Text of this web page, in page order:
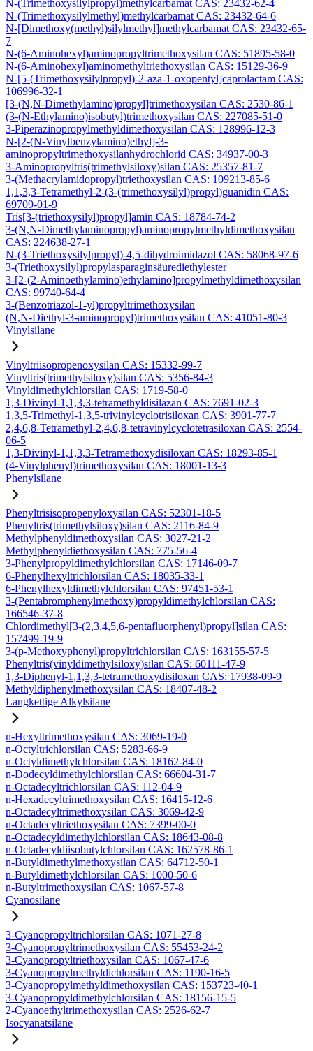
N-(Trimethoxysilylpropyl)methylcarbamat CAS: 23432-62-4
N-(Trimethoxysilylmethyl)methylcarbamat CAS: 23432-64-6
N-[Dimethoxy(methyl)silylmethyl]methylcarbamat CAS: 23432-65-
7
N-(6-Aminohexyl)aminopropyltrimethoxysilan CAS: 51895-58-0
N-(6-Aminohexyl)aminomethyltriethoxysilan CAS: 15129-36-9
N-[5-(Trimethoxysilylpropyl)-2-aza-1-oxopentyl]caprolactam CAS:
106996-32-1
[3-(N,N-Dimethylamino)propyl]trimethoxysilan CAS: 2530-86-1
(3-(N-Ethylamino)isobutyl)trimethoxysilan CAS: 227085-51-0
3-Piperazinopropylmethyldimethoxysilan CAS: 128996-12-3
N-[2-(N-Vinylbenzylamino)ethyl]-3-
aminopropyltrimethoxysilanhydrochlorid CAS: 34937-00-3
3-Aminopropyltris(trimethylsiloxy)silan CAS: 25357-81-7
3-(Methacrylamidopropyl)triethoxysilan CAS: 109213-85-6
1,1,3,3-Tetramethyl-2-(3-(trimethoxysilyl)propyl)guanidin CAS:
69709-01-9
Tris[3-(triethoxysilyl)propyl]amin CAS: 18784-74-2
3-(N,N-Dimethylaminopropyl)aminopropylmethyldimethoxysilan
CAS: 224638-27-1
N-(3-Triethoxysilylpropyl)-4,5-dihydroimidazol CAS: 58068-97-6
3-(Triethoxysilyl)propylasparaginsäurediethylester
3-[2-(2-Aminoethylamino)ethylamino]propylmethyldimethoxysilan
CAS: 99740-64-4
3-(Benzotriazol-1-yl)propyltrimethoxysilan
(N,N-Diethyl-3-aminopropyl)trimethoxysilan CAS: 41051-80-3
Vinylsilane
Vinyltriisopropenoxysilan CAS: 15332-99-7
Vinyltris(trimethylsiloxy)silan CAS: 5356-84-3
Vinyldimethylchlorsilan CAS: 1719-58-0
1,3-Divinyl-1,1,3,3-tetramethyldisilazan CAS: 7691-02-3
1,3,5-Trimethyl-1,3,5-trivinylcyclotrisiloxan CAS: 3901-77-7
2,4,6,8-Tetramethyl-2,4,6,8-tetravinylcyclotetrasiloxan CAS: 2554-
06-5
1,3-Divinyl-1,1,3,3-Tetramethoxydisiloxan CAS: 18293-85-1
(4-Vinylphenyl)trimethoxysilan CAS: 18001-13-3
Phenylsilane
Phenyltrisisopropenyloxysilan CAS: 52301-18-5
Phenyltris(trimethylsiloxy)silan CAS: 2116-84-9
Methylphenyldimethoxysilan CAS: 3027-21-2
Methylphenyldiethoxysilan CAS: 775-56-4
3-Phenylpropyldimethylchlorsilan CAS: 17146-09-7
6-Phenylhexyltrichlorsilan CAS: 18035-33-1
6-Phenylhexyldimethylchlorsilan CAS: 97451-53-1
3-(Pentabromphenylmethoxy)propyldimethylchlorsilan CAS:
166546-37-8
Chlordimethyl[3-(2,3,4,5,6-pentafluorphenyl)propyl]silan CAS:
157499-19-9
3-(p-Methoxyphenyl)propyltrichlorsilan CAS: 163155-57-5
Phenyltris(vinyldimethylsiloxy)silan CAS: 60111-47-9
1,3-Diphenyl-1,1,3,3-tetramethoxydisiloxan CAS: 17938-09-9
Methyldiphenylmethoxysilan CAS: 18407-48-2
Langkettige Alkylsilane
n-Hexyltrimethoxysilan CAS: 3069-19-0
n-Octyltrichlorsilan CAS: 5283-66-9
n-Octyldimethylchlorsilan CAS: 18162-84-0
n-Dodecyldimethylchlorsilan CAS: 66604-31-7
n-Octadecyltrichlorsilan CAS: 112-04-9
n-Hexadecyltrimethoxysilan CAS: 16415-12-6
n-Octadecyltrimethoxysilan CAS: 3069-42-9
n-Octadecyltriethoxysilan CAS: 7399-00-0
n-Octadecyldimethylchlorsilan CAS: 18643-08-8
n-Octadecyldiisobutylchlorsilan CAS: 162578-86-1
n-Butyldimethylmethoxysilan CAS: 64712-50-1
n-Butyldimethylchlorsilan CAS: 1000-50-6
n-Butyltrimethoxysilan CAS: 1067-57-8
Cyanosilane
3-Cyanopropyltrichlorsilan CAS: 1071-27-8
3-Cyanopropyltrimethoxysilan CAS: 55453-24-2
3-Cyanopropyltriethoxysilan CAS: 1067-47-6
3-Cyanopropylmethyldichlorsilan CAS: 1190-16-5
3-Cyanopropylmethyldimethoxysilan CAS: 153723-40-1
3-Cyanopropyldimethylchlorsilan CAS: 18156-15-5
2-Cyanoethyltrimethoxysilan CAS: 2526-62-7
Isocyanatsilane